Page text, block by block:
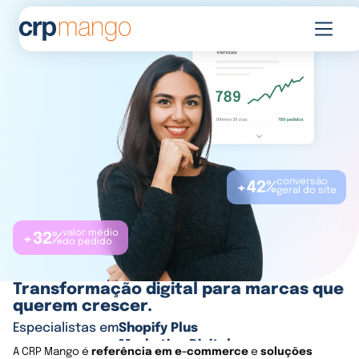
Transformação digital para marcas que
querem crescer.
Especialistas emShopify Plus
Marketing Digital
A CRP Mango é referência em e-commerce e soluções
+32%valor médio
do pedido
+42%conversão
geral do site